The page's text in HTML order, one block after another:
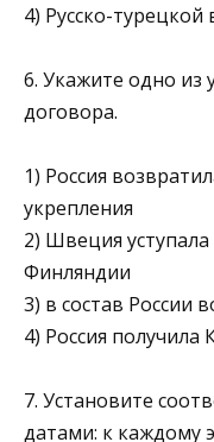
4) Русско-турецкой
6. Укажите одно из
договора.
1) Россия
укрепления
2) Швеция
Финляндии
3) в состав России
4) Россия получила
7. Установите
датами: к каждому